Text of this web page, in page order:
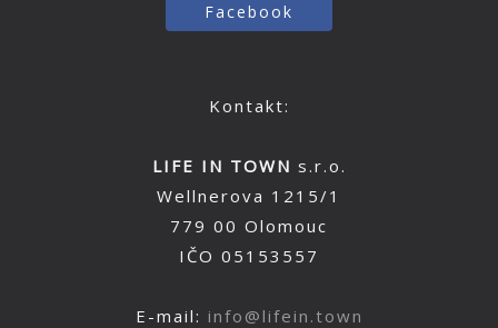
Facebook
Kontakt:
LIFE IN TOWN s.r.o.
Wellnerova 1215/1
779 00 Olomouc
IČO 05153557
E-mail: info@lifein.town